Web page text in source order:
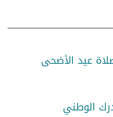
عيد الأضحى
الوطني